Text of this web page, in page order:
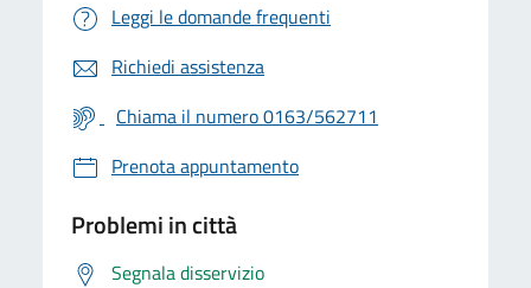
Leggi le domande frequenti
Richiedi assistenza
Chiama il numero 0163/562711
Prenota appuntamento
Problemi in città
Segnala disservizio